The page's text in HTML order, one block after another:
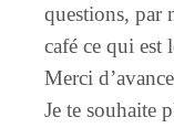
questions, par
café ce qui est
Merci
Je te souhaite